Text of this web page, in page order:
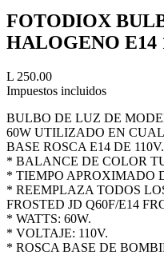
FOTODIOX
HALOGENO E14
L 250.00
Impuestos incluidos
BULBO DE LUZ DE
60W UTILIZADO EN
BASE ROSCA E14 DE 110V.
* BALANCE DE COLOR
* TIEMPO APROXIMADO
* REEMPLAZA TODOS
FROSTED JD Q60F/E14
* WATTS: 60W.
* VOLTAJE: 110V.
* ROSCA BASE DE